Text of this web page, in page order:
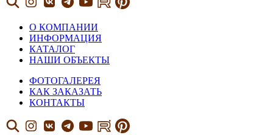
О КОМПАНИИ
ИНФОРМАЦИЯ
КАТАЛОГ
НАШИ ОБЪЕКТЫ
ФОТОГАЛЕРЕЯ
КАК ЗАКАЗАТЬ
КОНТАКТЫ